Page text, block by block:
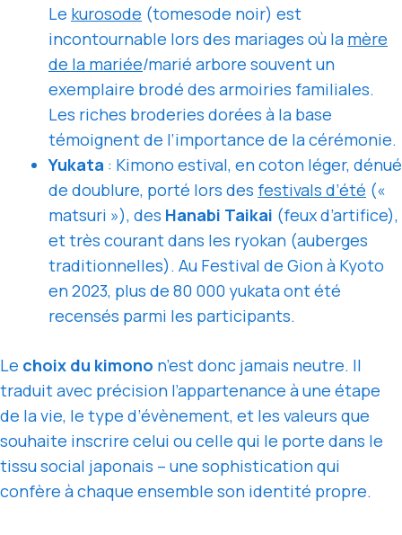
Le kurosode (tomesode noir) est
incontournable lors des mariages où la mère
de la mariée/marié arbore souvent un
exemplaire brodé des armoiries familiales.
Les riches broderies dorées à la base
témoignent de l’importance de la cérémonie.
Yukata : Kimono estival, en coton léger, dénué
de doublure, porté lors des festivals d’été («
matsuri »), des Hanabi Taikai (feux d’artifice),
et très courant dans les ryokan (auberges
traditionnelles). Au Festival de Gion à Kyoto
en 2023, plus de 80 000 yukata ont été
recensés parmi les participants.
Le choix du kimono n’est donc jamais neutre. Il
traduit avec précision l’appartenance à une étape
de la vie, le type d’évènement, et les valeurs que
souhaite inscrire celui ou celle qui le porte dans le
tissu social japonais – une sophistication qui
confère à chaque ensemble son identité propre.